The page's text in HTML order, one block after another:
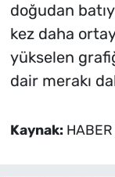
doğudan
kez daha
yükselen
dair merakı
Kaynak: HABER